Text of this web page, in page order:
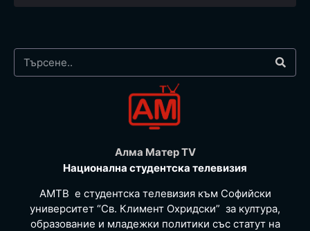
Алма Матер TV
Национална студентска телевизия
АМТВ е студентска телевизия към Софийски
университет “Св. Климент Охридски” за култура,
образование и младежки политики със статут на